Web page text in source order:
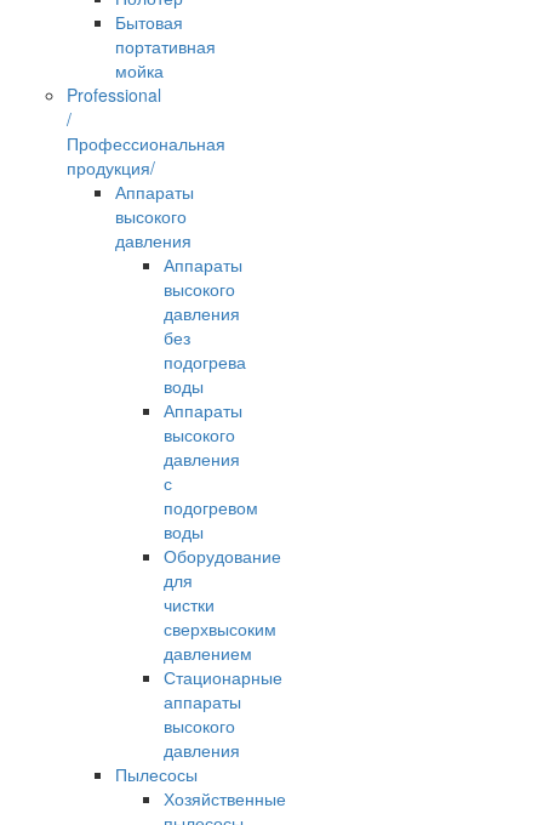
Бытовая
портативная
мойка
Professional
/
Профессиональная
продукция/
Аппараты
высокого
давления
Аппараты
высокого
давления
без
подогрева
воды
Аппараты
высокого
давления
с
подогревом
воды
Оборудование
для
чистки
сверхвысоким
давлением
Стационарные
аппараты
высокого
давления
Пылесосы
Хозяйственные